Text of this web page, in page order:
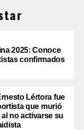
2025: Conoce
confirmados
Lértora fue
que murió
no activarse su